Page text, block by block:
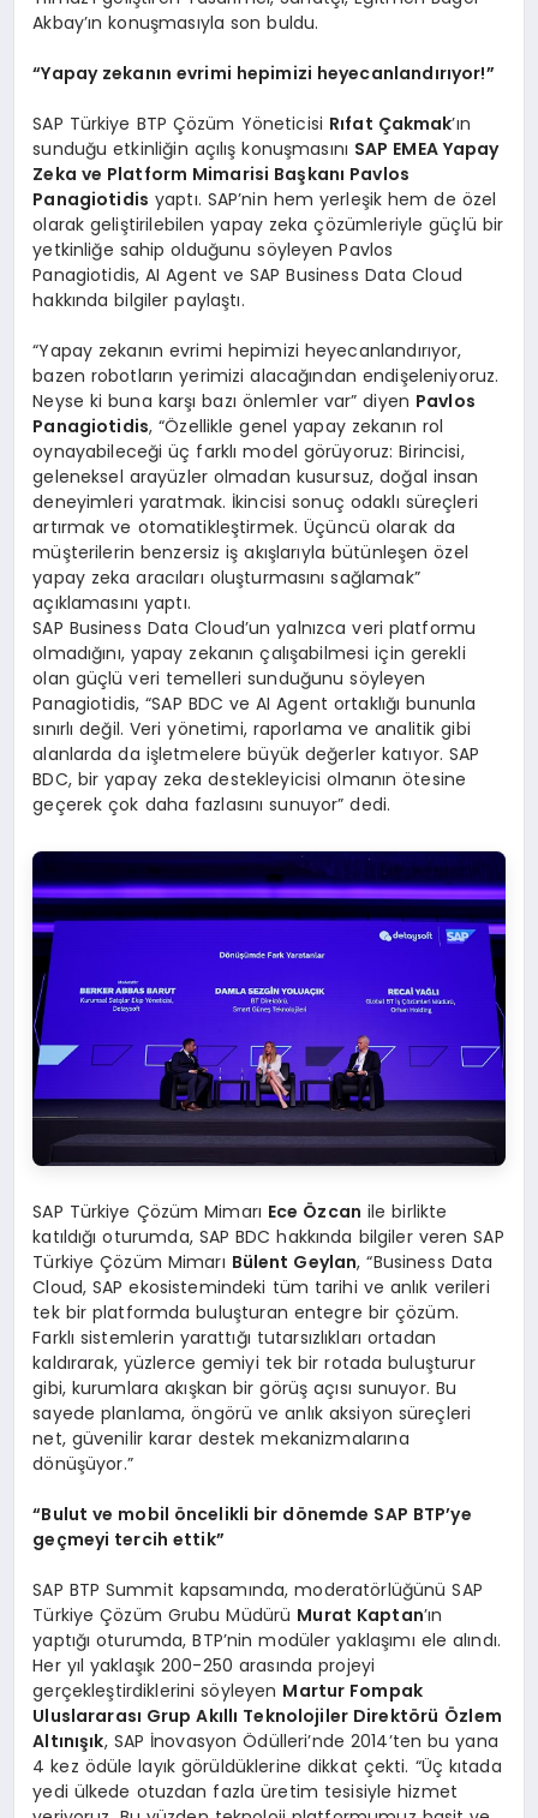
Akbay’ın konuşmasıyla son buldu.
“Yapay zekanın evrimi hepimizi heyecanlandırıyor!”
SAP Türkiye BTP Çözüm Yöneticisi Rıfat Çakmak’ın
sunduğu etkinliğin açılış konuşmasını SAP EMEA Yapay
Zeka ve Platform Mimarisi Başkanı Pavlos
Panagiotidis yaptı. SAP’nin hem yerleşik hem de özel
olarak geliştirilebilen yapay zeka çözümleriyle güçlü bir
yetkinliğe sahip olduğunu söyleyen Pavlos
Panagiotidis, AI Agent ve SAP Business Data Cloud
hakkında bilgiler paylaştı.
“Yapay zekanın evrimi hepimizi heyecanlandırıyor,
bazen robotların yerimizi alacağından endişeleniyoruz.
Neyse ki buna karşı bazı önlemler var” diyen Pavlos
Panagiotidis, “Özellikle genel yapay zekanın rol
oynayabileceği üç farklı model görüyoruz: Birincisi,
geleneksel arayüzler olmadan kusursuz, doğal insan
deneyimleri yaratmak. İkincisi sonuç odaklı süreçleri
artırmak ve otomatikleştirmek. Üçüncü olarak da
müşterilerin benzersiz iş akışlarıyla bütünleşen özel
yapay zeka aracıları oluşturmasını sağlamak”
açıklamasını yaptı.
SAP Business Data Cloud’un yalnızca veri platformu
olmadığını, yapay zekanın çalışabilmesi için gerekli
olan güçlü veri temelleri sunduğunu söyleyen
Panagiotidis, “SAP BDC ve AI Agent ortaklığı bununla
sınırlı değil. Veri yönetimi, raporlama ve analitik gibi
alanlarda da işletmelere büyük değerler katıyor. SAP
BDC, bir yapay zeka destekleyicisi olmanın ötesine
geçerek çok daha fazlasını sunuyor” dedi.
SAP Türkiye Çözüm Mimarı Ece Özcan ile birlikte
katıldığı oturumda, SAP BDC hakkında bilgiler veren SAP
Türkiye Çözüm Mimarı Bülent Geylan, “Business Data
Cloud, SAP ekosistemindeki tüm tarihi ve anlık verileri
tek bir platformda buluşturan entegre bir çözüm.
Farklı sistemlerin yarattığı tutarsızlıkları ortadan
kaldırarak, yüzlerce gemiyi tek bir rotada buluşturur
gibi, kurumlara akışkan bir görüş açısı sunuyor. Bu
sayede planlama, öngörü ve anlık aksiyon süreçleri
net, güvenilir karar destek mekanizmalarına
dönüşüyor.”
“Bulut ve mobil öncelikli bir dönemde SAP BTP’ye
geçmeyi tercih ettik”
SAP BTP Summit kapsamında, moderatörlüğünü SAP
Türkiye Çözüm Grubu Müdürü Murat Kaptan’ın
yaptığı oturumda, BTP’nin modüler yaklaşımı ele alındı.
Her yıl yaklaşık 200-250 arasında projeyi
gerçekleştirdiklerini söyleyen Martur Fompak
Uluslararası Grup Akıllı Teknolojiler Direktörü Özlem
Altınışık, SAP İnovasyon Ödülleri’nde 2014’ten bu yana
4 kez ödüle layık görüldüklerine dikkat çekti. “Üç kıtada
yedi ülkede otuzdan fazla üretim tesisiyle hizmet